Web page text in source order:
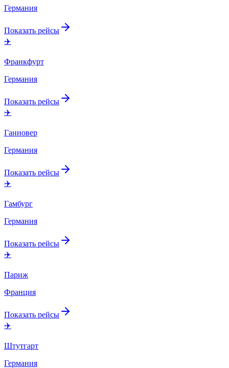
Германия
Показать рейсы
✈️
Франкфурт
Германия
Показать рейсы
✈️
Ганновер
Германия
Показать рейсы
✈️
Гамбург
Германия
Показать рейсы
✈️
Париж
Франция
Показать рейсы
✈️
Штутгарт
Германия